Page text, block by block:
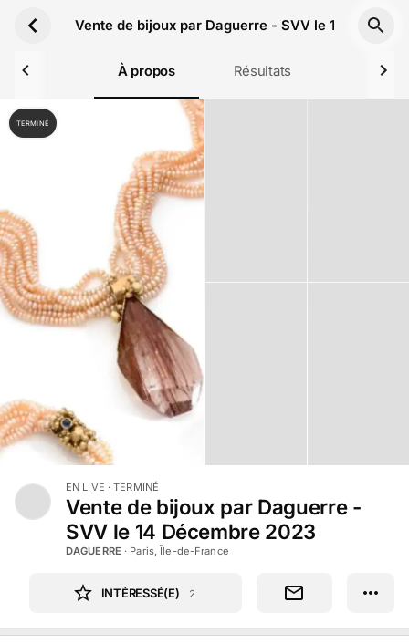
Vente de bijoux par Daguerre - SVV le 14
À propos Résultats
TERMINÉ
EN LIVE · TERMINÉ
Vente de bijoux par Daguerre -
SVV le 14 Décembre 2023
DAGUERRE · Paris, Île-de-France
INTÉRESSÉ(E) 2